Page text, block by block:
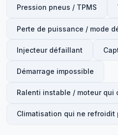
Pression pneus / TPMS
Perte de puissance / mode
Injecteur défaillant
Démarrage impossible
Ralenti instable / moteur qui
Climatisation qui ne refroidit